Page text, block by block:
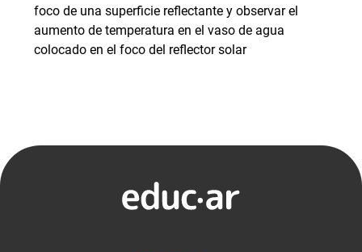
foco de una superficie reflectante y observar el
aumento de temperatura en el vaso de agua
colocado en el foco del reflector solar